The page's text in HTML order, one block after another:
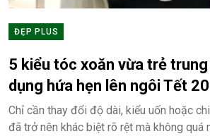
ĐẸP PLUS
5 kiểu tóc xoăn vừa trẻ
dụng hứa hẹn lên ngôi Tết
Chỉ cần thay đổi độ dài, kiểu uốn hoặc
đã trở nên khác biệt rõ rệt mà không quá